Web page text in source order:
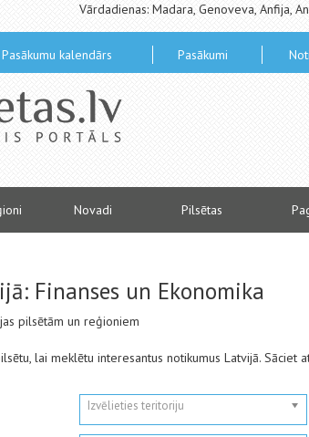
Vārdadienas: Madara, Genoveva, Anfija,
Pasākumu kalendārs Pasākumi
Novadi Pilsētas
Finanses un Ekonomika
pilsētām un reģioniem
lai meklētu interesantus notikumus Latvijā. Sāciet
Izvēlieties teritoriju